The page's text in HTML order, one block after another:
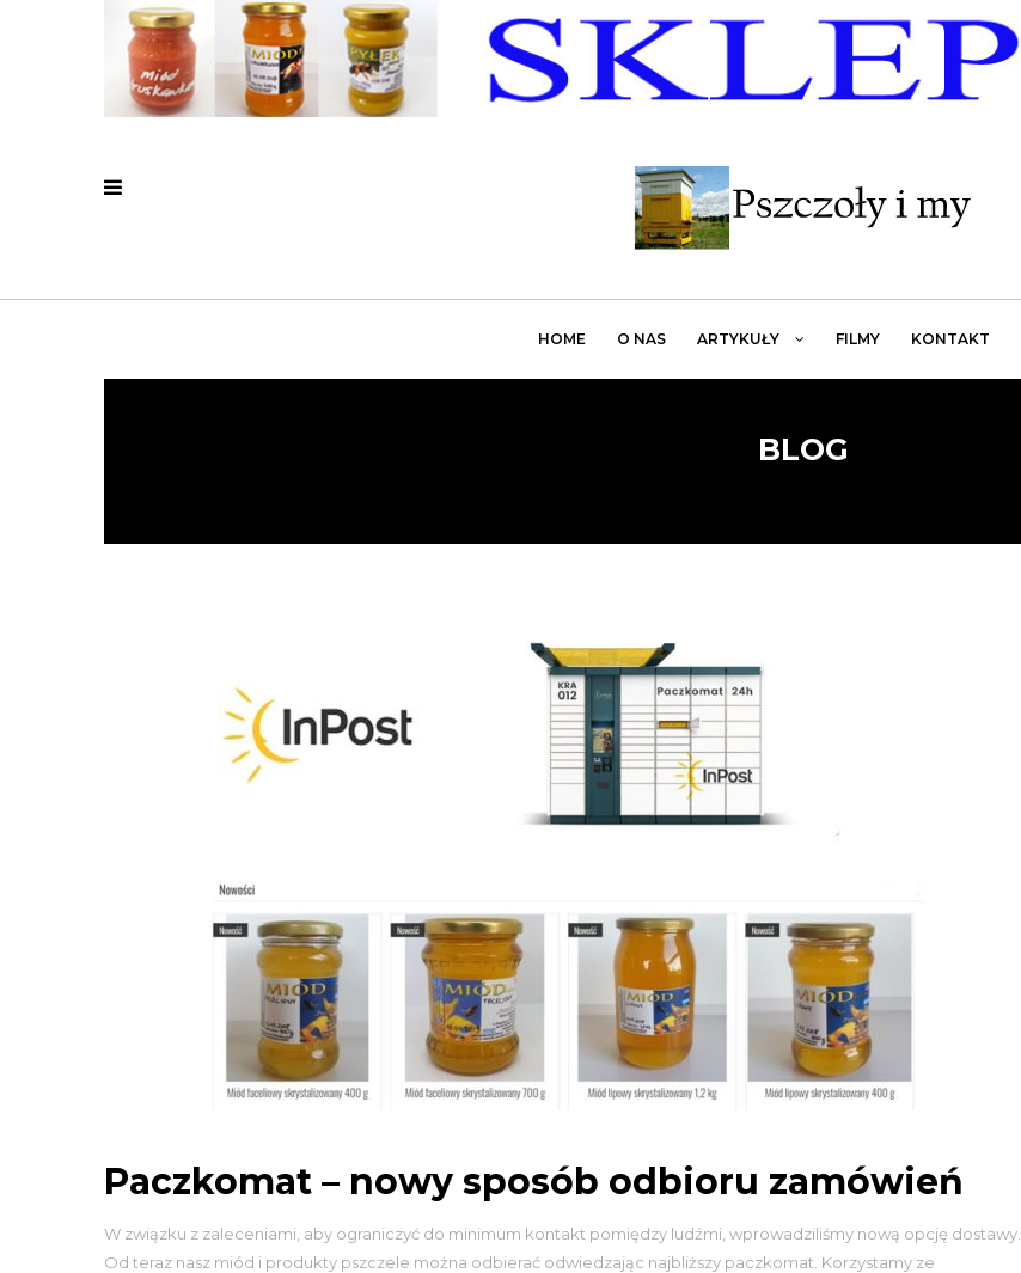
HOME O NAS ARTYKUŁY FILMY KONTAKT
BLOG
Paczkomat – nowy sposób odbioru zamówień
W związku z zaleceniami, aby ograniczyć do minimum kontakt pomiędzy ludźmi, wprowadziliśmy nową opcję dostawy.
Od teraz nasz miód i produkty pszczele można odbierać odwiedzając najbliższy paczkomat. Korzystamy ze